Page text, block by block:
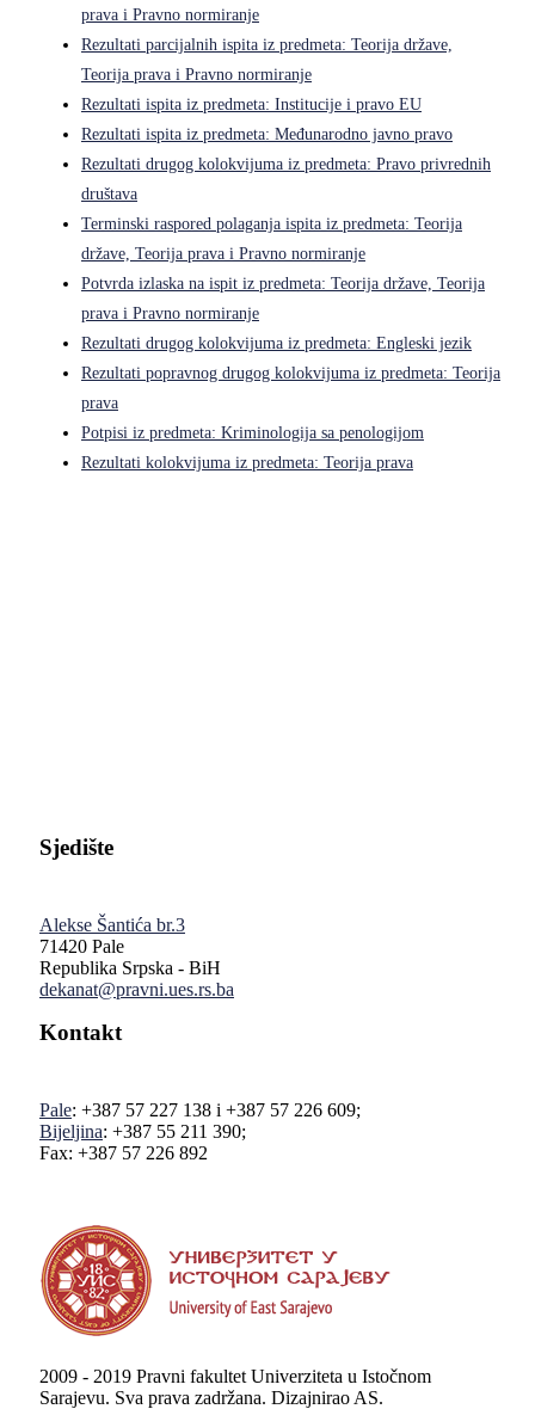
prava i Pravno normiranje
Rezultati parcijalnih ispita iz predmeta: Teorija države,
Teorija prava i Pravno normiranje
Rezultati ispita iz predmeta: Institucije i pravo EU
Rezultati ispita iz predmeta: Međunarodno javno pravo
Rezultati drugog kolokvijuma iz predmeta: Pravo privrednih
društava
Terminski raspored polaganja ispita iz predmeta: Teorija
države, Teorija prava i Pravno normiranje
Potvrda izlaska na ispit iz predmeta: Teorija države, Teorija
prava i Pravno normiranje
Rezultati drugog kolokvijuma iz predmeta: Engleski jezik
Rezultati popravnog drugog kolokvijuma iz predmeta: Teorija
prava
Potpisi iz predmeta: Kriminologija sa penologijom
Rezultati kolokvijuma iz predmeta: Teorija prava
Sjedište
Alekse Šantića br.3
71420 Pale
Republika Srpska - BiH
dekanat@pravni.ues.rs.ba
Kontakt
Pale: +387 57 227 138 i +387 57 226 609;
Bijeljina: +387 55 211 390;
Fax: +387 57 226 892
2009 - 2019 Pravni fakultet Univerziteta u Istočnom
Sarajevu. Sva prava zadržana. Dizajnirao AS.